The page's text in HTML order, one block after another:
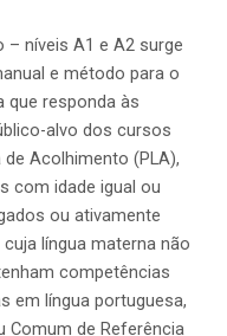
– níveis A1 e A2 surge
e método para o
que responda às
alvo dos cursos
Acolhimento (PLA),
com idade igual ou
ou ativamente
língua materna não
competências
em língua portuguesa,
Comum de Referência